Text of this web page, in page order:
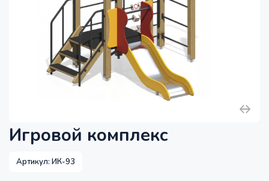
Игровой комплекс
Артикул:ИК-93